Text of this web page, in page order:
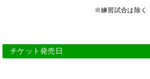
※練習試合は除く
チケット発売日